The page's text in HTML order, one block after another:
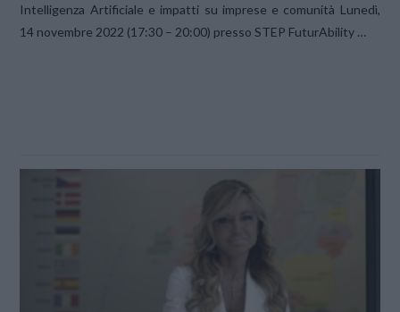
Intelligenza Artificiale e impatti su imprese e comunità Lunedì,
14 novembre 2022 (17:30 – 20:00) presso STEP FuturAbility …